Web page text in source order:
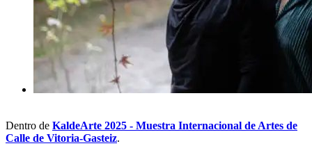
Dentro de KaldeArte 2025 - Muestra Internacional de Artes de
Calle de Vitoria-Gasteiz.